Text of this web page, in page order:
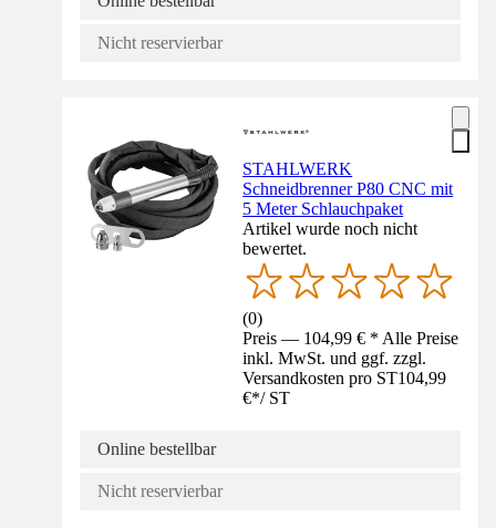
Nicht reservierbar
STAHLWERK
Schneidbrenner P80 CNC mit
5 Meter Schlauchpaket
Artikel wurde noch nicht
bewertet.
(0)
Preis — 104,99 € * Alle Preise
inkl. MwSt. und ggf. zzgl.
Versandkosten pro ST104,99
€*/ ST
Online bestellbar
Nicht reservierbar